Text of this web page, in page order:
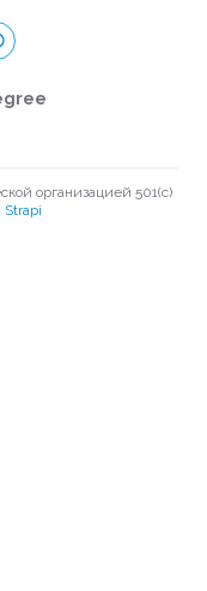
организацией 501(c)
Strapi